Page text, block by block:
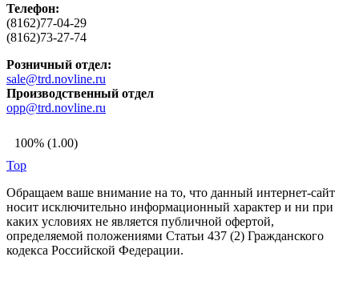
Телефон:
(8162)77-04-29
(8162)73-27-74
Розничный отдел:
sale@trd.novline.ru
Производственный отдел
opp@trd.novline.ru
100% (1.00)
Top
Обращаем ваше внимание на то, что данный интернет-сайт
носит исключительно информационный характер и ни при
каких условиях не является публичной офертой,
определяемой положениями Статьи 437 (2) Гражданского
кодекса Российской Федерации.